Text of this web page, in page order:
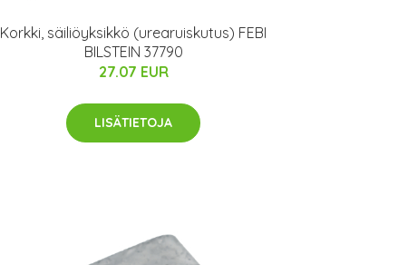
Korkki, säiliöyksikkö (urearuiskutus) FEBI
BILSTEIN 37790
27.07 EUR
LISÄTIETOJA